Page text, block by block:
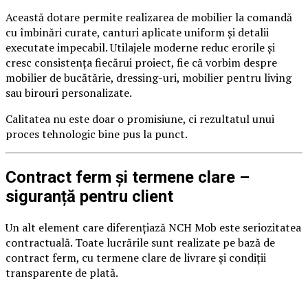
Această dotare permite realizarea de mobilier la comandă
cu îmbinări curate, canturi aplicate uniform și detalii
executate impecabil. Utilajele moderne reduc erorile și
cresc consistența fiecărui proiect, fie că vorbim despre
mobilier de bucătărie, dressing-uri, mobilier pentru living
sau birouri personalizate.
Calitatea nu este doar o promisiune, ci rezultatul unui
proces tehnologic bine pus la punct.
Contract ferm și termene clare –
siguranță pentru client
Un alt element care diferențiază NCH Mob este seriozitatea
contractuală. Toate lucrările sunt realizate pe bază de
contract ferm, cu termene clare de livrare și condiții
transparente de plată.